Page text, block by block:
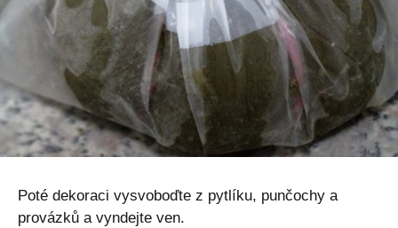
Poté dekoraci vysvoboďte z pytlíku, punčochy a
provázků a vyndejte ven.